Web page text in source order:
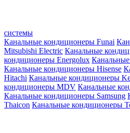
системы
Канальные кондиционеры Funai
Mitsubishi Electric Канальные
кондиционеры Energolux
Канальные кондиционеры Hisense
Hitachi Канальные кондиционеры
кондиционеры MDV Канальные
Канальные кондиционеры Samsung
Thaicon Канальные кондиционеры